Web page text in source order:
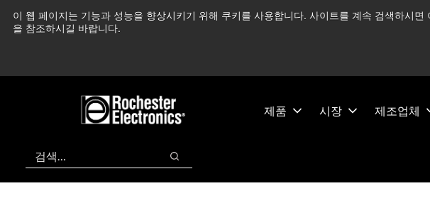
이 웹 페이지는 기능과 성능을 향상시키기 위해 쿠키를 사용합니다. 사이트를 계속 검색하시
을 참조하시길 바랍니다.
츠
건
중동 지역 상황을 지속적으로 주시하고 있으
제품 시장 제조업체
검색
검색